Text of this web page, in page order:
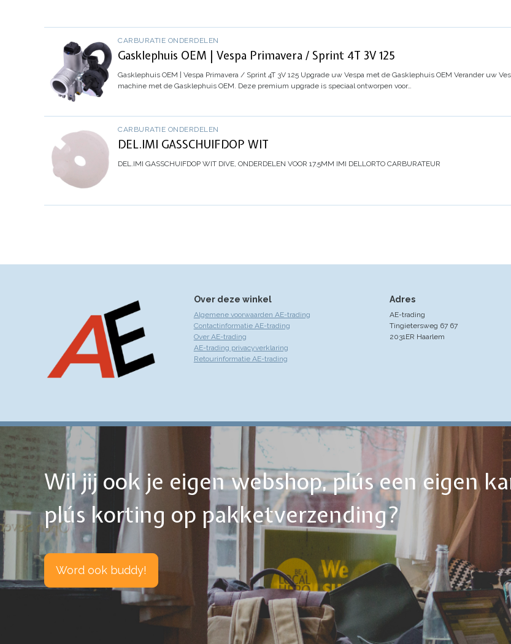
CARBURATIE ONDERDELEN
Gasklephuis OEM | Vespa Primavera / Sprint 4T 3V 125
Gasklephuis OEM | Vespa Primavera / Sprint 4T 3V 125 Upgrade uw Vespa met de Gasklephuis OEM Verander uw
machine met de Gasklephuis OEM. Deze premium upgrade is speciaal ontworpen voor…
CARBURATIE ONDERDELEN
DEL.IMI GASSCHUIFDOP WIT
DEL.IMI GASSCHUIFDOP WIT DIVE, ONDERDELEN VOOR 17.5MM IMI DELLORTO CARBURATEUR
Over deze winkel
Algemene voorwaarden AE-trading
Contactinformatie AE-trading
Over AE-trading
AE-trading privacyverklaring
Retourinformatie AE-trading
Adres
AE-trading
Tingietersweg 67 67
2031ER Haarlem
Wil jij ook je eigen webshop, plús een eigen
plús korting op pakketverzending?
Word ook buddy!